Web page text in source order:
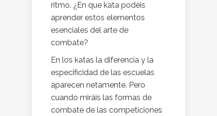
ritmo. ¿En que kata podéis
aprender estos elementos
esenciales del arte de
combate?
En los katas la diferencia y la
especificidad de las escuelas
aparecen netamente. Pero
cuando miráis las formas de
combate de las competiciones